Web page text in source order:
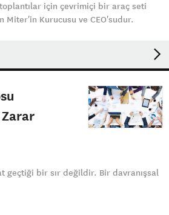
için çevrimiçi bir araç seti
Kurucusu ve CEO'sudur.
Zarar
geçtiği bir sır değildir. Bir davranışsal